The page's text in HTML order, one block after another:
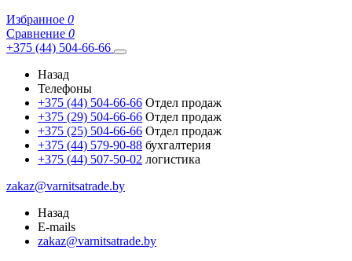
Избранное 0
Сравнение 0
+375 (44) 504-66-66
Назад
Телефоны
+375 (44) 504-66-66 Отдел продаж
+375 (29) 504-66-66 Отдел продаж
+375 (25) 504-66-66 Отдел продаж
+375 (44) 579-90-88 бухгалтерия
+375 (44) 507-50-02 логистика
zakaz@varnitsatrade.by
Назад
E-mails
zakaz@varnitsatrade.by